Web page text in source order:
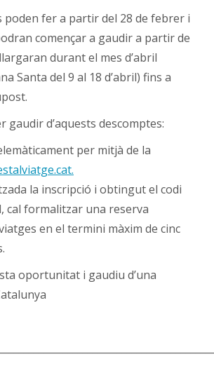
poden fer a partir del 28 de febrer i
començar a gaudir a partir de
durant el mes d’abril
Santa del 9 al 18 d’abril) fins a
gaudir d’aquests descomptes:
per mitjà de la
la inscripció i obtingut el codi
cal formalitzar una reserva
en el termini màxim de cinc
oportunitat i gaudiu d’una